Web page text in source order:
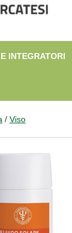
INTEGRATORI
/ Viso